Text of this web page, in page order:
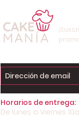
Horarios de entrega:
De lunes a Viernes